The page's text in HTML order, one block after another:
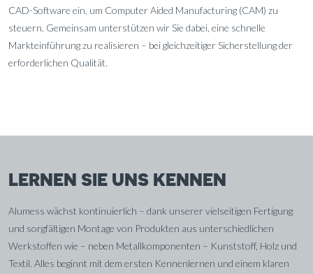
CAD-Software ein, um Computer Aided Manufacturing (CAM) zu
steuern. Gemeinsam unterstützen wir Sie dabei, eine schnelle
Markteinführung zu realisieren – bei gleichzeitiger Sicherstellung der
erforderlichen Qualität.
LERNEN SIE UNS KENNEN
Alumess wächst kontinuierlich – dank unserer vielseitigen Fertigung
und sorgfältigen Montage von Produkten aus unterschiedlichen
Werkstoffen wie – neben Metallkomponenten – Kunststoff, Holz und
Textil. Alles beginnt mit dem ersten Kennenlernen und einem klaren